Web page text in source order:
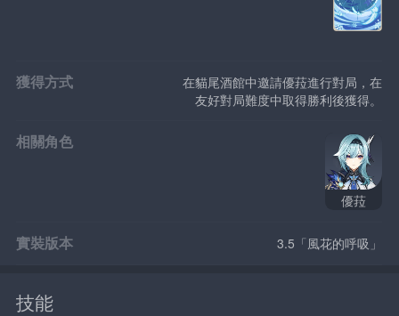
獲得方式
在貓尾酒館中邀請優菈進行對局，在
友好對局難度中取得勝利後獲得。
相關角色
優菈
實裝版本 3.5「風花的呼吸」
技能